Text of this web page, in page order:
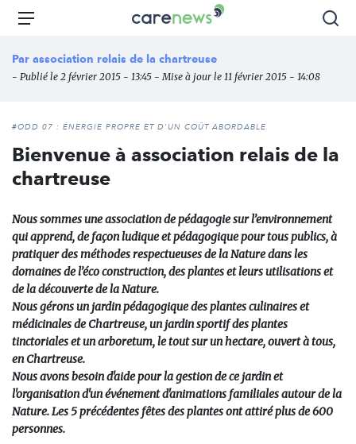
Aller
principal
Carenews,
média
des
l'engagement
Menu
Par association relais de la chartreuse
- Publié le 2 février 2015 - 13:45 - Mise à jour le 11 février 2015 - 14:08
#ODD 07 : ÉNERGIE PROPRE ET D'UN COÛT ABORDABLE
Bienvenue à association relais de la
chartreuse
Nous sommes une association de pédagogie sur l’environnement
qui apprend, de façon ludique et pédagogique pour tous publics, à
pratiquer des méthodes respectueuses de la Nature dans les
domaines de l’éco construction, des plantes et leurs utilisations et
de la découverte de la Nature.
Nous gérons un jardin pédagogique des plantes culinaires et
médicinales de Chartreuse, un jardin sportif des plantes
tinctoriales et un arboretum, le tout sur un hectare, ouvert à tous,
en Chartreuse.
Nous avons besoin d'aide pour la gestion de ce jardin et
l'organisation d'un événement d'animations familiales autour de la
Nature. Les 5 précédentes fêtes des plantes ont attiré plus de 600
personnes.